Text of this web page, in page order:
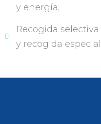
y energía;
Recogida
y recogida